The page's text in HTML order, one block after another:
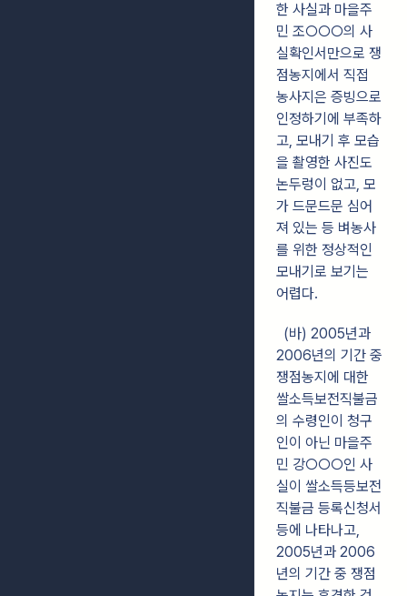
한 사실과 마을주
민 조○○○의 사
실확인서만으로 쟁
점농지에서 직접
농사지은 증빙으로
인정하기에 부족하
고, 모내기 후 모습
을 촬영한 사진도
논두렁이 없고, 모
가 드문드문 심어
져 있는 등 벼농사
를 위한 정상적인
모내기로 보기는
어렵다.
(바) 2005년과
2006년의 기간 중
쟁점농지에 대한
쌀소득보전직불금
의 수령인이 청구
인이 아닌 마을주
민 강○○○인 사
실이 쌀소득등보전
직불금 등록신청서
등에 나타나고,
2005년과 2006
년의 기간 중 쟁점